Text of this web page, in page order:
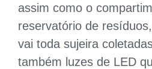
assim como o
reservatório de
vai toda sujeira
também luzes de LED